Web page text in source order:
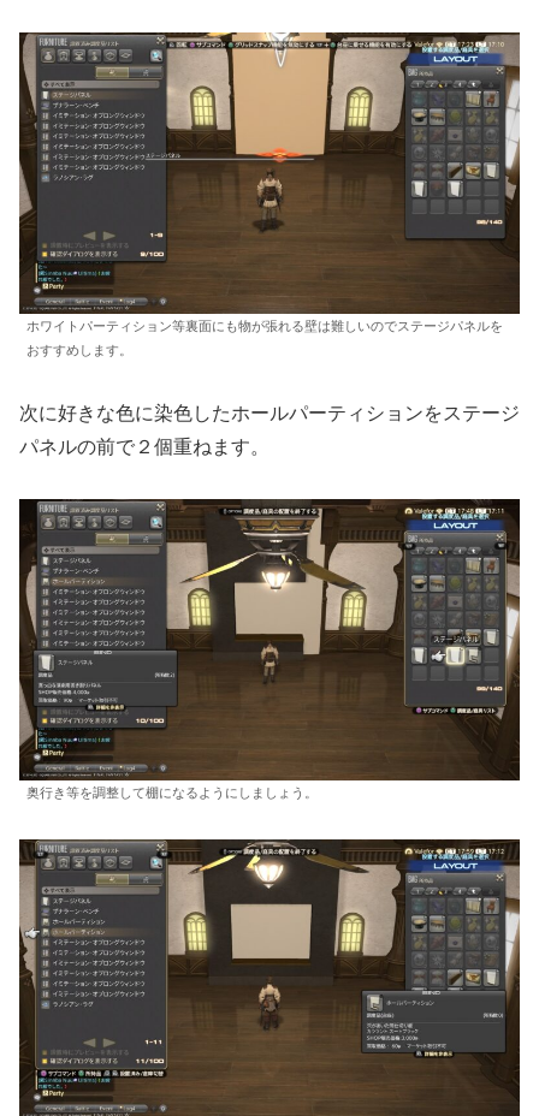
ホワイトパーティション等裏面にも物が張れる壁は難しいのでステージパネルを
おすすめします。
次に好きな色に染色したホールパーティションをステージ
パネルの前で２個重ねます。
奥行き等を調整して棚になるようにしましょう。